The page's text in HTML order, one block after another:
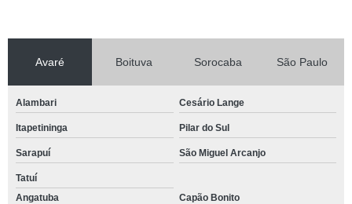
Avaré Boituva Sorocaba São Paulo
Alambari Cesário Lange
Itapetininga Pilar do Sul
Sarapuí São Miguel Arcanjo
Tatuí
Angatuba
Capão Bonito